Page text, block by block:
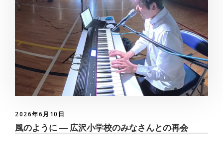
2026年6月10日
風のように ― 広沢小学校のみなさんとの再会